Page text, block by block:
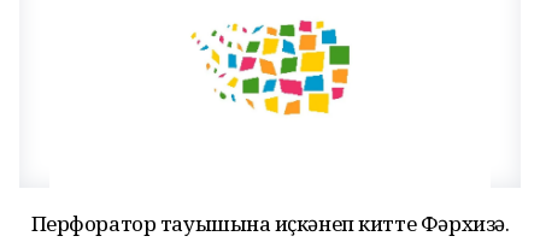
Перфоратор тауышына һиҫкәнеп китте Фәрхизә.